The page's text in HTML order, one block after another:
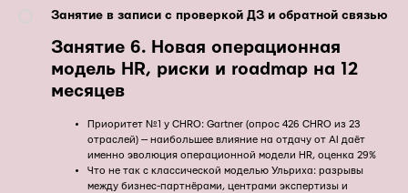
Занятие в записи с проверкой ДЗ и обратной связью
Занятие 6. Новая операционная
модель HR, риски и roadmap на 12
месяцев
Приоритет №1 у CHRO: Gartner (опрос 426 CHRO из 23
отраслей) — наибольшее влияние на отдачу от AI даёт
именно эволюция операционной модели HR, оценка 29%
Что не так с классической моделью Ульриха: разрывы
между бизнес-партнёрами, центрами экспертизы и